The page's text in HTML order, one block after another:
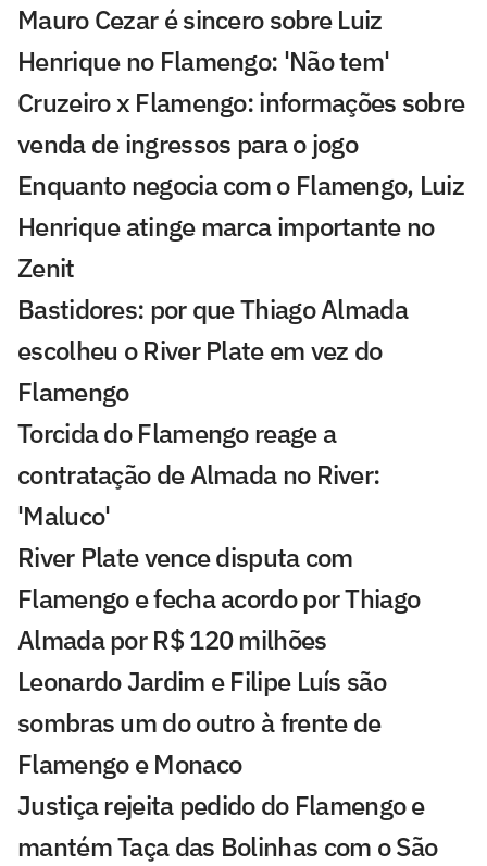
Mauro Cezar é sincero sobre Luiz
Henrique no Flamengo: 'Não tem'
Cruzeiro x Flamengo: informações sobre
venda de ingressos para o jogo
Enquanto negocia com o Flamengo, Luiz
Henrique atinge marca importante no
Zenit
Bastidores: por que Thiago Almada
escolheu o River Plate em vez do
Flamengo
Torcida do Flamengo reage a
contratação de Almada no River:
'Maluco'
River Plate vence disputa com
Flamengo e fecha acordo por Thiago
Almada por R$ 120 milhões
Leonardo Jardim e Filipe Luís são
sombras um do outro à frente de
Flamengo e Monaco
Justiça rejeita pedido do Flamengo e
mantém Taça das Bolinhas com o São